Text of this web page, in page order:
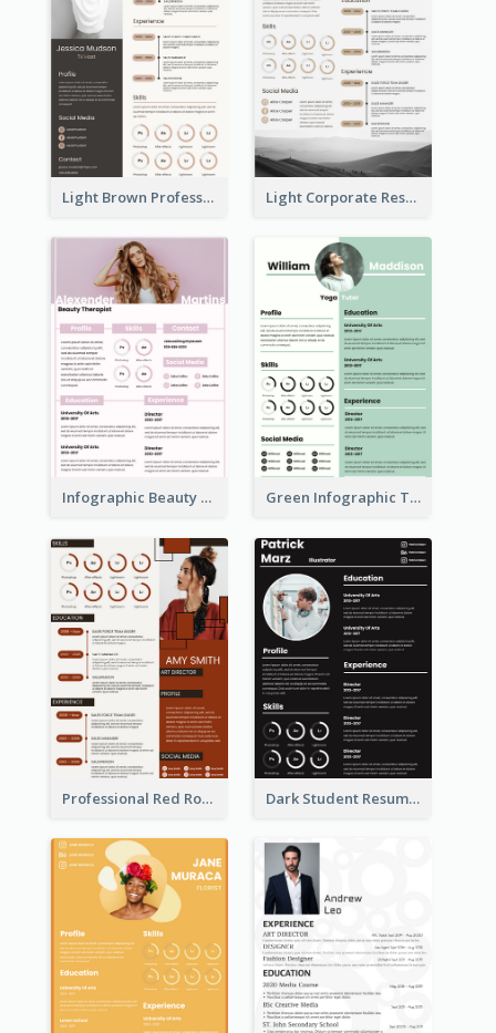
Light Brown Professional Resume Light Corporate Resume
Infographic Beauty Consultant Resume Green Infographic Teacher Resume
Professional Red Rouge Resume Dark Student Resume